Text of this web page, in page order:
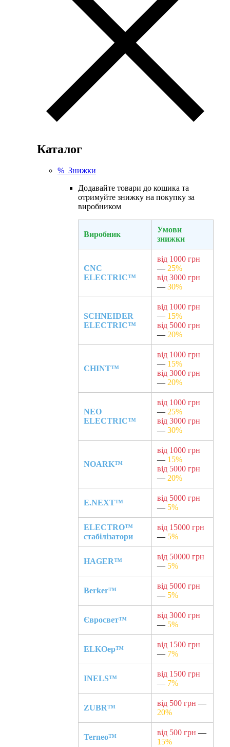
Каталог
% Знижки
Додавайте товари до кошика та
отримуйте знижку на покупку за
виробником
Виробник
Умови
знижки
CNC
ELECTRIC™
від 1000 грн
— 25%
від 3000 грн
— 30%
SCHNEIDER
ELECTRIC™
від 1000 грн
— 15%
від 5000 грн
— 20%
CHINT™
від 1000 грн
— 15%
від 3000 грн
— 20%
NEO
ELECTRIC™
від 1000 грн
— 25%
від 3000 грн
— 30%
NOARK™
від 1000 грн
— 15%
від 5000 грн
— 20%
E.NEXT™
від 5000 грн
— 5%
ELECTRO™
стабілізатори
від 15000 грн
— 5%
HAGER™
від 50000 грн
— 5%
Berker™
від 5000 грн
— 5%
Євросвет™
від 3000 грн
— 5%
ELKOep™
від 1500 грн
— 7%
INELS™
від 1500 грн
— 7%
ZUBR™
від 500 грн —
20%
Terneo™
від 500 грн —
15%